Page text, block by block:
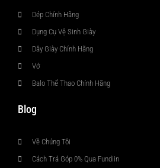
Dép Chính Hãng
Dụng Cụ Vệ Sinh Giày
Dây Giày Chính Hãng
Vớ
Balo Thể Thao Chính Hãng
Blog
Về Chúng Tôi
Cách Trả Góp 0% Qua Fundiin